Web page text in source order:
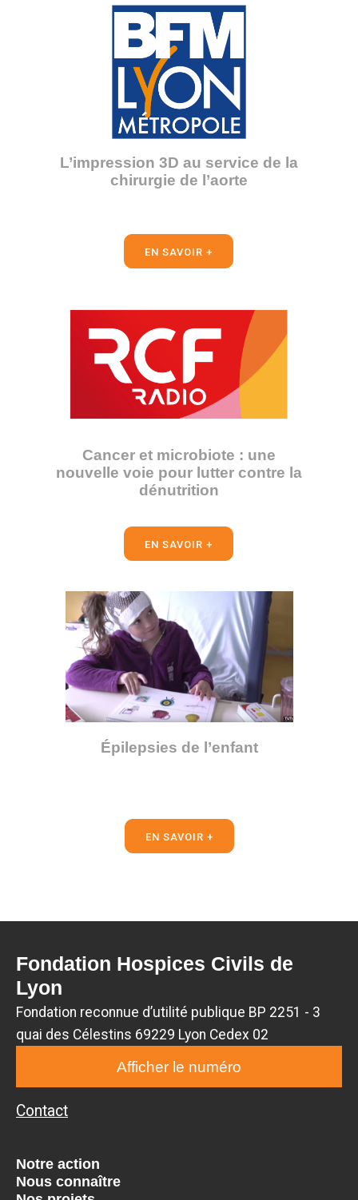
L’impression 3D au service de la
chirurgie de l’aorte
EN SAVOIR +
Cancer et microbiote : une
nouvelle voie pour lutter contre la
dénutrition
EN SAVOIR +
Épilepsies de l’enfant
EN SAVOIR +
Fondation Hospices Civils de
Lyon
Fondation reconnue d’utilité publique BP 2251 - 3
quai des Célestins 69229 Lyon Cedex 02
Afficher le numéro
Contact
Notre action
Nous connaître